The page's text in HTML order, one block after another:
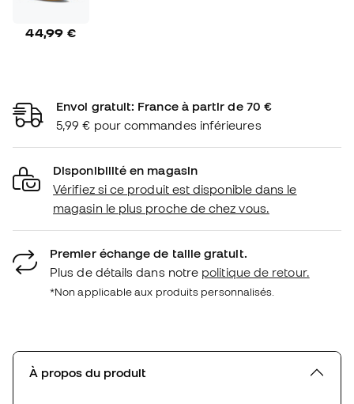
44,99 €
Envoi gratuit: France à partir de 70 €
5,99 € pour commandes inférieures
Disponibilité en magasin
Vérifiez si ce produit est disponible dans le
magasin le plus proche de chez vous.
Premier échange de taille gratuit.
Plus de détails dans notre politique de retour.
*Non applicable aux produits personnalisés.
À propos du produit